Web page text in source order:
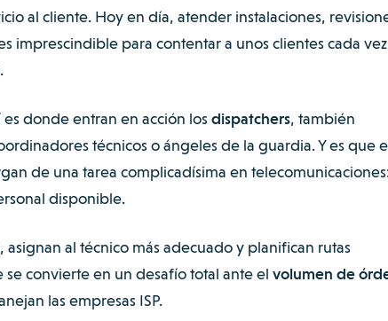
al cliente. Hoy en día, atender instalaciones,
imprescindible para contentar a unos clientes cada
donde entran en acción losdispatchers, también
técnicos o ángeles de la guardia. Y es que
de una tarea complicadísima en
disponible.
al técnico más adecuado y planifican rutas
convierte en un desafío total ante el volumen de
las empresas ISP.